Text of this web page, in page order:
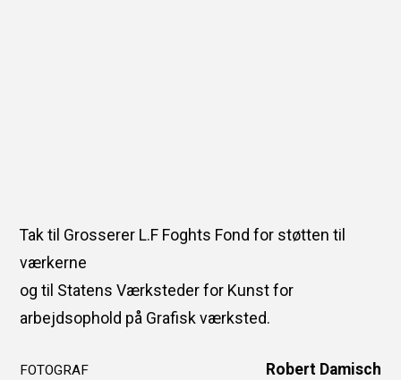
Tak til Grosserer L.F Foghts Fond for støtten til
værkerne
og til Statens Værksteder for Kunst for
arbejdsophold på Grafisk værksted.
FOTOGRAF Robert Damisch